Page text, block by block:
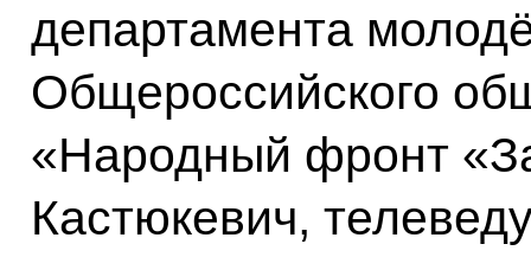
департамента
Общероссийского
«Народный фронт
Кастюкевич,